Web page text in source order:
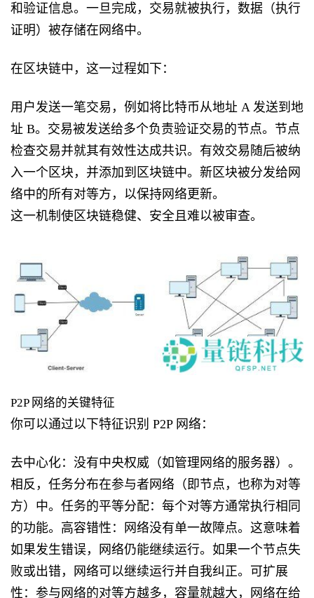
和验证信息。一旦完成，交易就被执行，数据（执行
证明）被存储在网络中。
在区块链中，这一过程如下：
用户发送一笔交易，例如将比特币从地址 A 发送到地
址 B。交易被发送给多个负责验证交易的节点。节点
检查交易并就其有效性达成共识。有效交易随后被纳
入一个区块，并添加到区块链中。新区块被分发给网
络中的所有对等方，以保持网络更新。
这一机制使区块链稳健、安全且难以被审查。
P2P 网络的关键特征
你可以通过以下特征识别 P2P 网络：
去中心化：没有中央权威（如管理网络的服务器）。
相反，任务分布在参与者网络（即节点，也称为对等
方）中。任务的平等分配：每个对等方通常执行相同
的功能。高容错性：网络没有单一故障点。这意味着
如果发生错误，网络仍能继续运行。如果一个节点失
败或出错，网络可以继续运行并自我纠正。可扩展
性：参与网络的对等方越多，容量就越大，网络在给